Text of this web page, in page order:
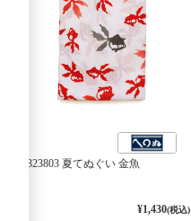
6323803 夏てぬぐい 金魚
¥1,430(税込)